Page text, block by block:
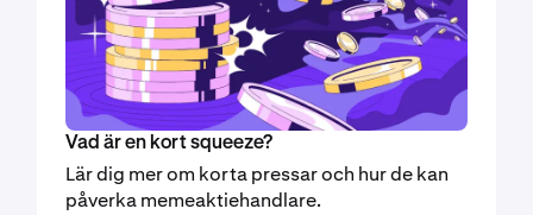
Vad är en kort squeeze?
Lär dig mer om korta pressar och hur de kan
påverka memeaktiehandlare.